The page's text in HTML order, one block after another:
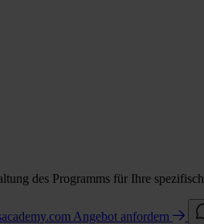
des Programms für Ihre
Angebot anfordern